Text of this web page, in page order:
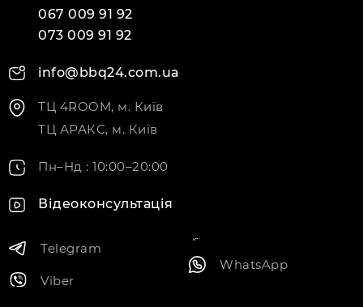
067 009 91 92
073 009 91 92
info@bbq24.com.ua
ТЦ 4ROOM, м. Київ
ТЦ АРАКС, м. Київ
Пн–Нд : 10:00–20:00
Відеоконсультація
Telegram
Viber
WhatsApp